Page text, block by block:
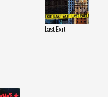
Last Exit